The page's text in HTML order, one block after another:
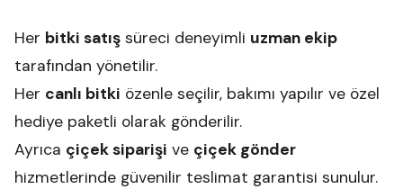
Her bitki satış süreci deneyimli uzman ekip
tarafından yönetilir.
Her canlı bitki özenle seçilir, bakımı yapılır ve özel
hediye paketli olarak gönderilir.
Ayrıca çiçek siparişi ve çiçek gönder
hizmetlerinde güvenilir teslimat garantisi sunulur.